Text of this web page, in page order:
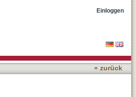
Einloggen
« zurück